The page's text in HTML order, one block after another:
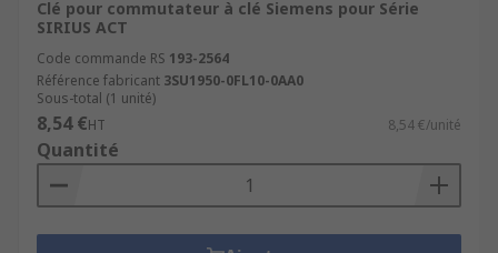
Clé pour commutateur à clé Siemens pour Série
SIRIUS ACT
Code commande RS 193-2564
Référence fabricant 3SU1950-0FL10-0AA0
Sous-total (1 unité)
8,54 €HT 8,54 €/unité
Quantité